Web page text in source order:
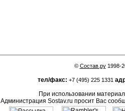
© Состав.ру1998-
тел/факс: +7 (495) 225 1331
При использовании
Администрация Sostav.ru просит Вас